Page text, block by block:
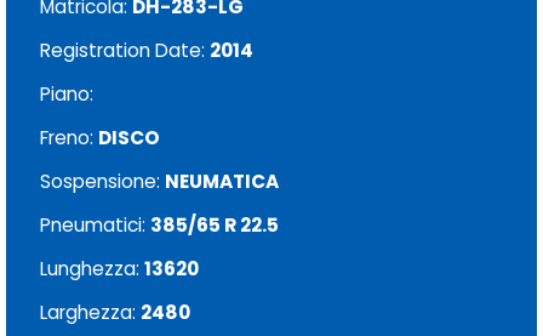
Matricola: DH-283-LG
Registration Date: 2014
Piano:
Freno: DISCO
Sospensione: NEUMATICA
Pneumatici: 385/65 R 22.5
Lunghezza: 13620
Larghezza: 2480